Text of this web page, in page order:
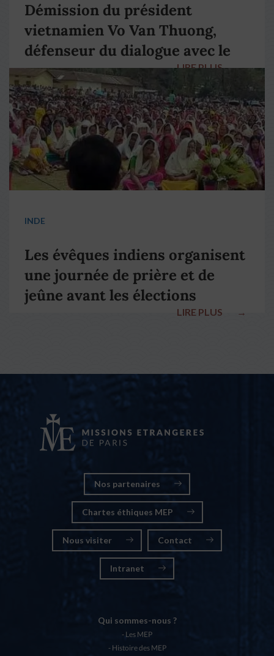
Démission du président
vietnamien Vo Van Thuong,
défenseur du dialogue avec le
pape François
LIRE PLUS →
INDE
Les évêques indiens organisent
une journée de prière et de
jeûne avant les élections
LIRE PLUS →
Nos partenaires
Chartes éthiques MEP
Nous visiter Contact
Intranet
Qui sommes-nous ?
Les MEP
Histoire des MEP